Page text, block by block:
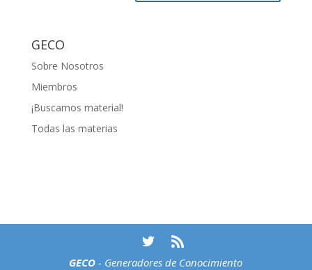
GECO
Sobre Nosotros
Miembros
¡Buscamos material!
Todas las materias
GECO - Generadores de Conocimiento